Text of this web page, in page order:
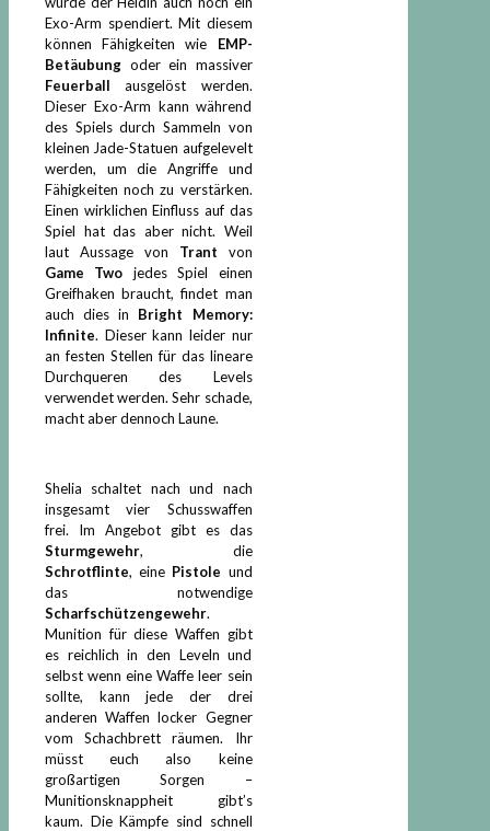
Exo-Arm spendiert. Mit diesem
können Fähigkeiten wie EMP-
Betäubung oder ein massiver
Feuerball ausgelöst werden.
Dieser Exo-Arm kann während
des Spiels durch Sammeln von
kleinen Jade-Statuen aufgelevelt
werden, um die Angriffe und
Fähigkeiten noch zu verstärken.
Einen wirklichen Einfluss auf das
Spiel hat das aber nicht. Weil
laut Aussage von Trant von
Game Two jedes Spiel einen
Greifhaken braucht, findet man
auch dies in Bright Memory:
Infinite. Dieser kann leider nur
an festen Stellen für das lineare
Durchqueren des Levels
verwendet werden. Sehr schade,
macht aber dennoch Laune.
Shelia schaltet nach und nach
insgesamt vier Schusswaffen
frei. Im Angebot gibt es das
Sturmgewehr, die
Schrotflinte, eine Pistole und
das notwendige
Scharfschützengewehr.
Munition für diese Waffen gibt
es reichlich in den Leveln und
selbst wenn eine Waffe leer sein
sollte, kann jede der drei
anderen Waffen locker Gegner
vom Schachbrett räumen. Ihr
müsst euch also keine
großartigen Sorgen –
Munitionsknappheit gibt’s
kaum. Die Kämpfe sind schnell